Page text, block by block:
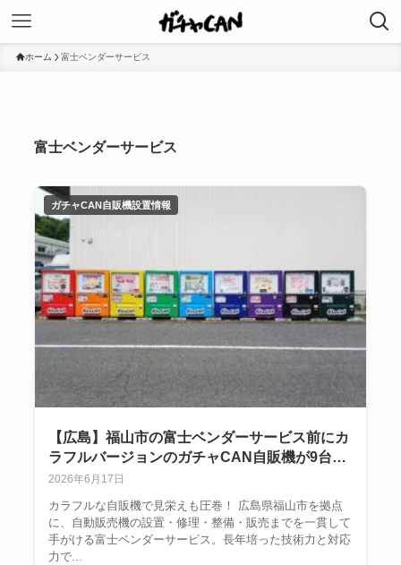
ホーム 富士ベンダーサービス
富士ベンダーサービス
ガチャCAN自販機設置情報
【広島】福山市の富士ベンダーサービス前にカ
ラフルバージョンのガチャCAN自販機が9台も
登場です！
2026年6月17日
カラフルな自販機で見栄えも圧巻！ 広島県福山市を拠点
に、自動販売機の設置・修理・整備・販売までを一貫して
手がける富士ベンダーサービス。長年培った技術力と対応
力で...